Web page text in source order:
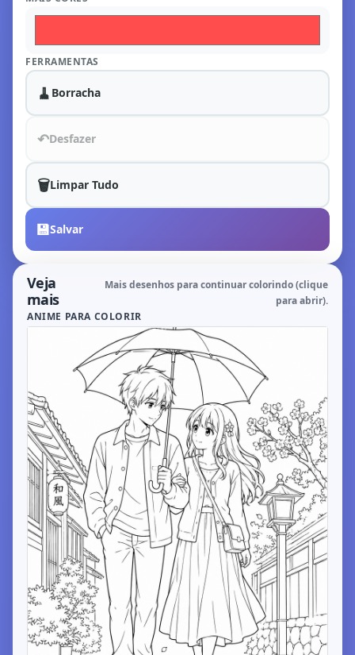
FERRAMENTAS
🧹 Borracha
↶Desfazer
🗑️Limpar Tudo
💾Salvar
Veja
mais
Mais desenhos para continuar colorindo (clique
para abrir).
ANIME PARA COLORIR